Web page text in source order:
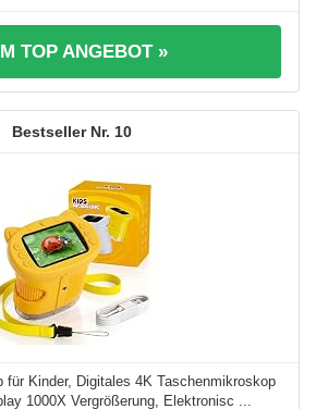
TOP ANGEBOT »
10
für Kinder, Digitales 4K Taschenmikroskop
1000X Vergrößerung, Elektronisc ...